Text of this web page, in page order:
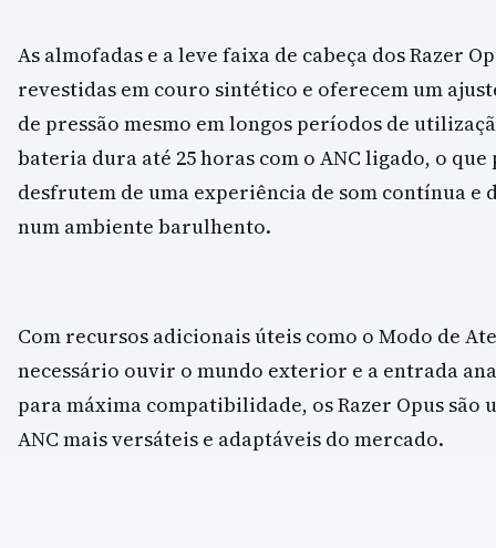
As almofadas e a leve faixa de cabeça dos Razer
revestidas em couro sintético e oferecem um
de pressão mesmo em longos períodos de
bateria dura até 25 horas com o ANC ligado, o
desfrutem de uma experiência de som contínua e
num ambiente barulhento.
Com recursos adicionais úteis como o Modo de
necessário ouvir o mundo exterior e a entrada
para máxima compatibilidade, os Razer Opus são
ANC mais versáteis e adaptáveis do mercado.